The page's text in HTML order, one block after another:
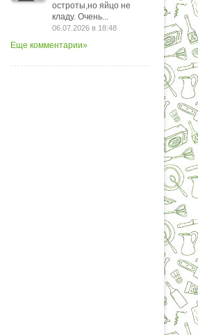
остроты,но яйцо не
кладу. Очень...
06.07.2026 в 18:48
Еще комментарии»